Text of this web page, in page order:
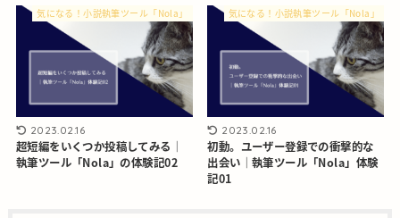
気になる！小説執筆ツール「Nola」
2023.02.16
超短編をいくつか投稿してみる｜
執筆ツール「Nola」の体験記02
気になる！小説執筆ツール「Nola」
2023.02.16
初動。ユーザー登録での衝撃的な
出会い｜執筆ツール「Nola」体験
記01